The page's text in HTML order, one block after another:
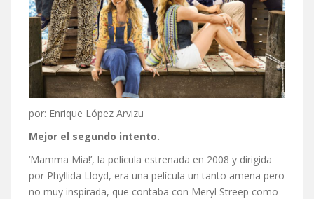
por: Enrique López Arvizu
Mejor el segundo intento.
‘Mamma Mia!’, la película estrenada en 2008 y dirigida
por Phyllida Lloyd, era una película un tanto amena pero
no muy inspirada, que contaba con Meryl Streep como